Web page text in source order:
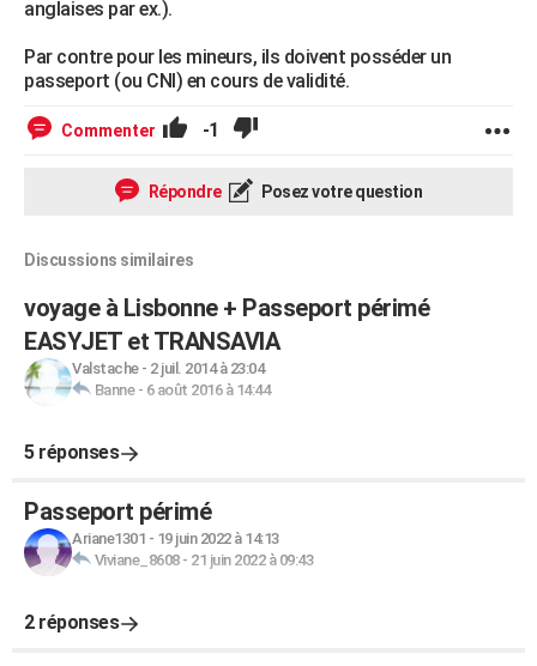
anglaises par ex.).
Par contre pour les mineurs, ils doivent posséder un
passeport (ou CNI) en cours de validité.
Commenter -1
Répondre Posez votre question
Discussions similaires
voyage à Lisbonne + Passeport périmé
EASYJET et TRANSAVIA
Valstache- 2 juil. 2014 à 23:04
Banne- 6 août 2016 à 14:44
5 réponses
Passeport périmé
Ariane1301 - 19 juin 2022 à 14:13
Viviane_8608- 21 juin 2022 à 09:43
2 réponses